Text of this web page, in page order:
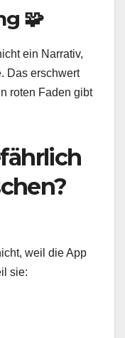
🧩
ein Narrativ,
Das erschwert
roten Faden gibt
weil die App
sie: